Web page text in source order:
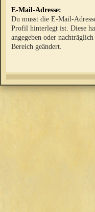
E-Mail-Adresse:
Du musst die E-Mail-
Profil hinterlegt ist. Diese
angegeben oder
Bereich geändert.